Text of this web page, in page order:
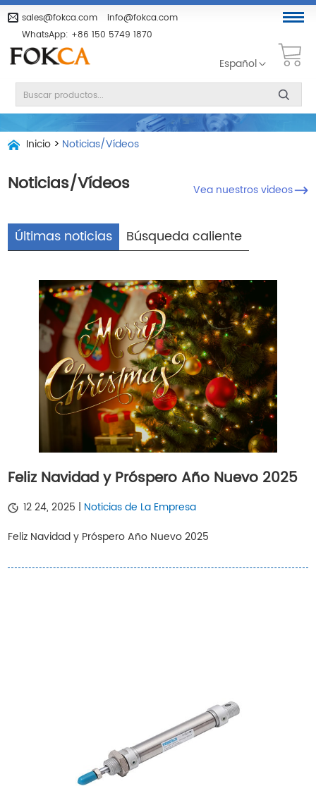
sales@fokca.com
info@fokca.com
WhatsApp: +86 150 5749 1870
Español
Inicio > Noticias/Vídeos
Noticias/Vídeos Vea nuestros videos
Últimas noticias Búsqueda caliente
Feliz Navidad y Próspero Año Nuevo 2025
12 24, 2025 | Noticias de La Empresa
Feliz Navidad y Próspero Año Nuevo 2025